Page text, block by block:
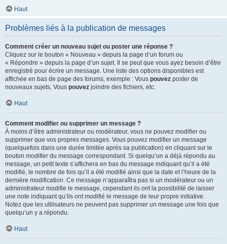
Haut
Problèmes liés à la publication de messages
Comment créer un nouveau sujet ou poster une réponse ?
Cliquez sur le bouton « Nouveau » depuis la page d’un forum ou
« Répondre » depuis la page d’un sujet. Il se peut que vous ayez besoin d’être
enregistré pour écrire un message. Une liste des options disponibles est
affichée en bas de page des forums, exemple : Vous pouvez poster de
nouveaux sujets, Vous pouvez joindre des fichiers, etc.
Haut
Comment modifier ou supprimer un message ?
À moins d’être administrateur ou modérateur, vous ne pouvez modifier ou
supprimer que vos propres messages. Vous pouvez modifier un message
(quelquefois dans une durée limitée après sa publication) en cliquant sur le
bouton modifierdu message correspondant. Si quelqu’un a déjà répondu au
message, un petit texte s’affichera en bas du message indiquant qu’il a été
modifié, le nombre de fois qu’il a été modifié ainsi que la date et l’heure de la
dernière modification. Ce message n’apparaîtra pas si un modérateur ou un
administrateur modifie le message, cependant ils ont la possibilité de laisser
une note indiquant qu’ils ont modifié le message de leur propre initiative.
Notez que les utilisateurs ne peuvent pas supprimer un message une fois que
quelqu’un y a répondu.
Haut